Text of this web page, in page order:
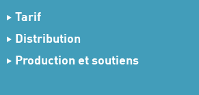
Tarif
7,50 € Parent
25 € Pass Grand Dire
Distribution
D’aprèsMichael Morpurgo
Production et soutiens